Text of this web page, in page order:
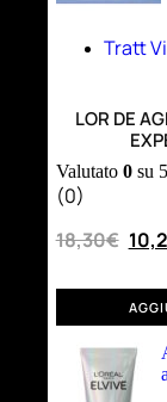
Tratt
LOR DE
Valutato 0su 5
(0)
18,30€